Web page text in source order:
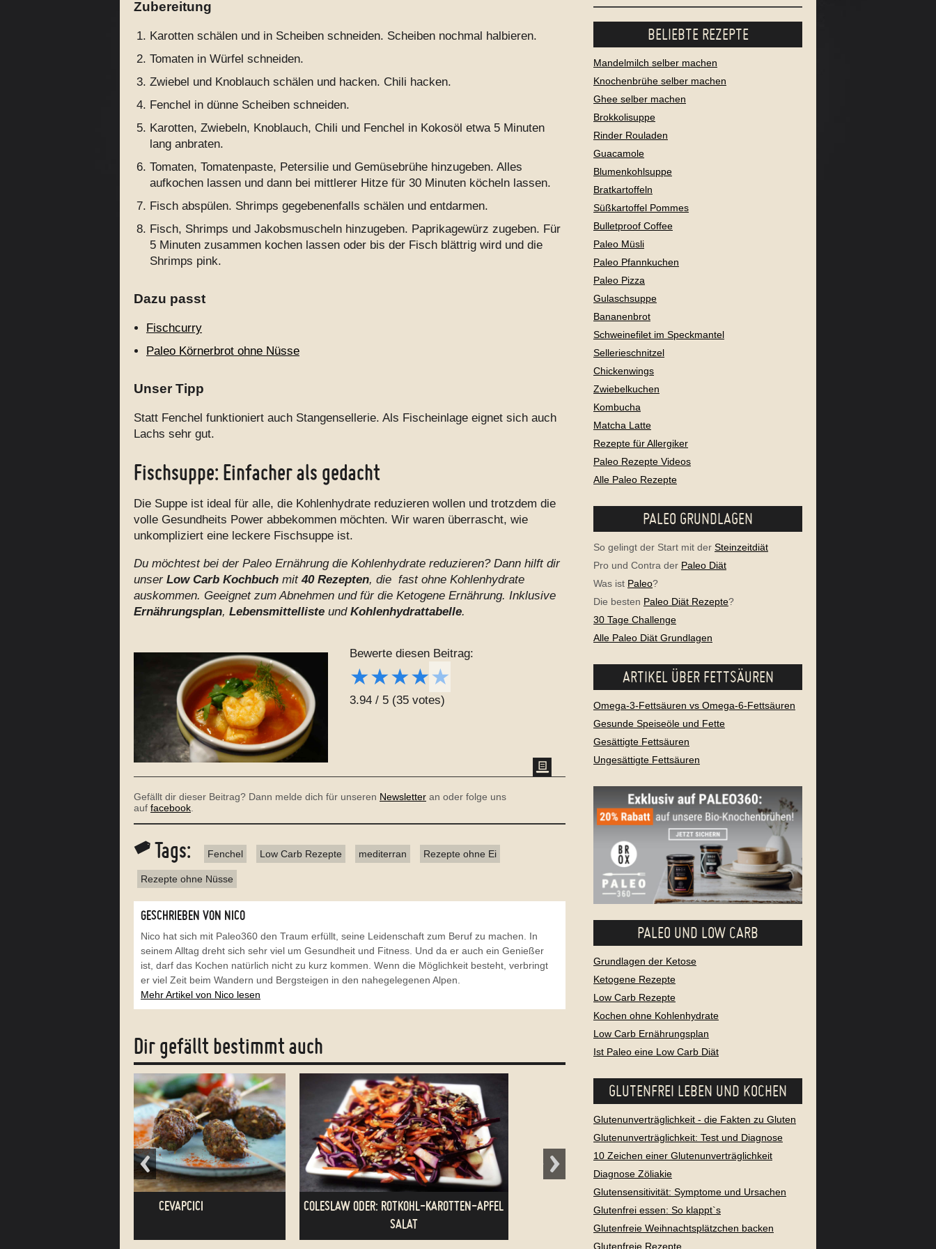
Bewerte diesen Beitrag:
★★★★★
3.94 / 5 (35 votes)
Zubereitung
Karotten schälen und in Scheiben schneiden. Scheiben nochmal halbieren.
Tomaten in Würfel schneiden.
Zwiebel und Knoblauch schälen und hacken. Chili hacken.
Fenchel in dünne Scheiben schneiden.
Karotten, Zwiebeln, Knoblauch, Chili und Fenchel in Kokosöl etwa 5 Minuten
lang anbraten.
Tomaten, Tomatenpaste, Petersilie und Gemüsebrühe hinzugeben. Alles
aufkochen lassen und dann bei mittlerer Hitze für 30 Minuten köcheln lassen.
Fisch abspülen. Shrimps gegebenenfalls schälen und entdarmen.
Fisch, Shrimps und Jakobsmuscheln hinzugeben. Paprikagewürz zugeben. Für
5 Minuten zusammen kochen lassen oder bis der Fisch blättrig wird und die
Shrimps pink.
Dazu passt
Fischcurry
Paleo Körnerbrot ohne Nüsse
Unser Tipp
Statt Fenchel funktioniert auch Stangensellerie. Als Fischeinlage eignet sich auch
Lachs sehr gut.
Fischsuppe: Einfacher als gedacht
Die Suppe ist ideal für alle, die Kohlenhydrate reduzieren wollen und trotzdem die
volle Gesundheits Power abbekommen möchten. Wir waren überrascht, wie
unkompliziert eine leckere Fischsuppe ist.
Du möchtest bei der Paleo Ernährung die Kohlenhydrate reduzieren? Dann hilft dir
unser Low Carb Kochbuch mit40 Rezepten, die fast ohne Kohlenhydrate
auskommen. Geeignet zum Abnehmen und für die Ketogene Ernährung. Inklusive
Ernährungsplan, Lebensmittelliste und Kohlenhydrattabelle.
Gefällt dir dieser Beitrag? Dann melde dich für unseren Newsletter an oder folge uns
auf facebook
Tags: Fenchel Low Carb Rezepte mediterran Rezepte ohne Ei
Rezepte ohne Nüsse
GESCHRIEBEN VON NICO
Nico hat sich mit Paleo360 den Traum erfüllt, seine Leidenschaft zum Beruf zu machen. In
seinem Alltag dreht sich sehr viel um Gesundheit und Fitness. Und da er auch ein Genießer
ist, darf das Kochen natürlich nicht zu kurz kommen. Wenn die Möglichkeit besteht, verbringt
er viel Zeit beim Wandern und Bergsteigen in den nahegelegenen Alpen.
Mehr Artikel von Nico lesen
Dir gefällt bestimmt auch
COLESLAW ODER: ROTKOHL-KAROTTEN-APFEL
WASSERMELONE-FEIGEN-SALAT MIT
PROSCIUTTO CHIPS UND HONIG CASHEWS
BELIEBTE REZEPTE
Mandelmilch selber machen
Knochenbrühe selber machen
Ghee selber machen
Brokkolisuppe
Rinder Rouladen
Guacamole
Blumenkohlsuppe
Bratkartoffeln
Süßkartoffel Pommes
Bulletproof Coffee
Paleo Müsli
Paleo Pfannkuchen
Paleo Pizza
Gulaschsuppe
Bananenbrot
Schweinefilet im Speckmantel
Sellerieschnitzel
Chickenwings
Zwiebelkuchen
Kombucha
Matcha Latte
Rezepte für Allergiker
Paleo Rezepte Videos
Alle Paleo Rezepte
PALEO GRUNDLAGEN
So gelingt der Start mit der Steinzeitdiät
Pro und Contra der Paleo Diät
Was ist Paleo?
Die besten Paleo Diät Rezepte?
30 Tage Challenge
Alle Paleo Diät Grundlagen
ARTIKEL ÜBER FETTSÄUREN
Omega-3-Fettsäuren vs Omega-6-Fettsäuren
Gesunde Speiseöle und Fette
Gesättigte Fettsäuren
Ungesättigte Fettsäuren
PALEO UND LOW CARB
Grundlagen der Ketose
Ketogene Rezepte
Low Carb Rezepte
Kochen ohne Kohlenhydrate
Low Carb Ernährungsplan
Ist Paleo eine Low Carb Diät
GLUTENFREI LEBEN UND KOCHEN
Glutenunverträglichkeit - die Fakten zu Gluten
Glutenunverträglichkeit: Test und Diagnose
10 Zeichen einer Glutenunverträglichkeit
Diagnose Zöliakie
Glutensensitivität: Symptome und Ursachen
Glutenfrei essen: So klappt`s
Glutenfreie Weihnachtsplätzchen backen
Glutenfreie Rezepte